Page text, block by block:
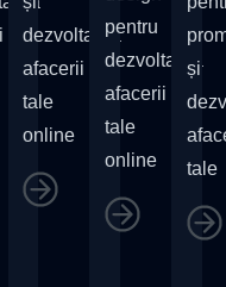
dezvoltarea
afacerii
tale
online
pentru
dezvoltarea
afacerii
tale
online
și
tale